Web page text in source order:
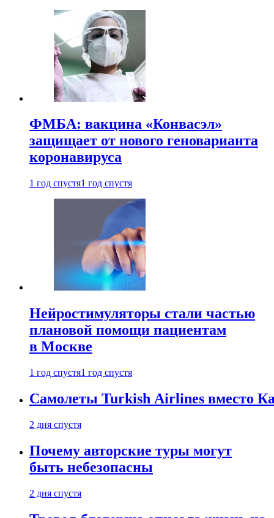
ФМБА: вакцина «Конвасэл»
защищает от нового геноварианта
коронавируса
1 год спустя1 год спустя
Нейростимуляторы стали частью
плановой помощи пациентам
в Москве
1 год спустя1 год спустя
Самолеты Turkish Airlines вместо
2 дня спустя
Почему авторские туры могут
быть небезопасны
2 дня спустя